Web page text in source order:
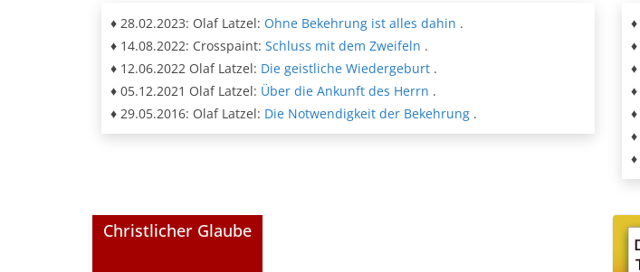
♦ 28.02.2023: Olaf Latzel: Ohne Bekehrung ist alles dahin .
♦ 14.08.2022: Crosspaint: Schluss mit dem Zweifeln .
♦ 12.06.2022 Olaf Latzel: Die geistliche Wiedergeburt .
♦ 05.12.2021 Olaf Latzel: Über die Ankunft des Herrn .
♦ 29.05.2016: Olaf Latzel: Die Notwendigkeit der Bekehrung .
♦
♦
♦
♦
♦
♦
♦
Christlicher Glaube